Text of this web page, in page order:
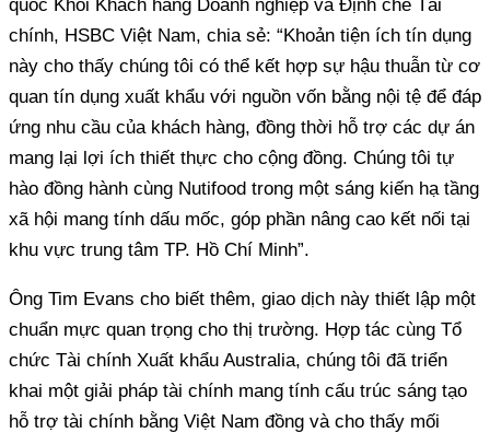
quốc Khối Khách hàng Doanh nghiệp và Định chế Tài
chính, HSBC Việt Nam, chia sẻ: “Khoản tiện ích tín dụng
này cho thấy chúng tôi có thể kết hợp sự hậu thuẫn từ cơ
quan tín dụng xuất khẩu với nguồn vốn bằng nội tệ để đáp
ứng nhu cầu của khách hàng, đồng thời hỗ trợ các dự án
mang lại lợi ích thiết thực cho cộng đồng. Chúng tôi tự
hào đồng hành cùng Nutifood trong một sáng kiến hạ tầng
xã hội mang tính dấu mốc, góp phần nâng cao kết nối tại
khu vực trung tâm TP. Hồ Chí Minh”.
Ông Tim Evans cho biết thêm, giao dịch này thiết lập một
chuẩn mực quan trọng cho thị trường. Hợp tác cùng Tổ
chức Tài chính Xuất khẩu Australia, chúng tôi đã triển
khai một giải pháp tài chính mang tính cấu trúc sáng tạo
hỗ trợ tài chính bằng Việt Nam đồng và cho thấy mối